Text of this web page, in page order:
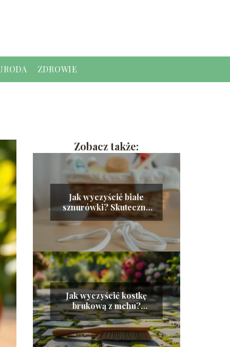
ZDROWIE
Zobacz także:
Jak wyczyścić białe
sznurówki? Skuteczne
metody i porady
Jak wyczyścić kostkę
brukową z mchu?
Sprawdzone metody i
porady